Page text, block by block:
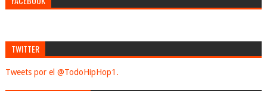
TWITTER
Tweets por el @TodoHipHop1.